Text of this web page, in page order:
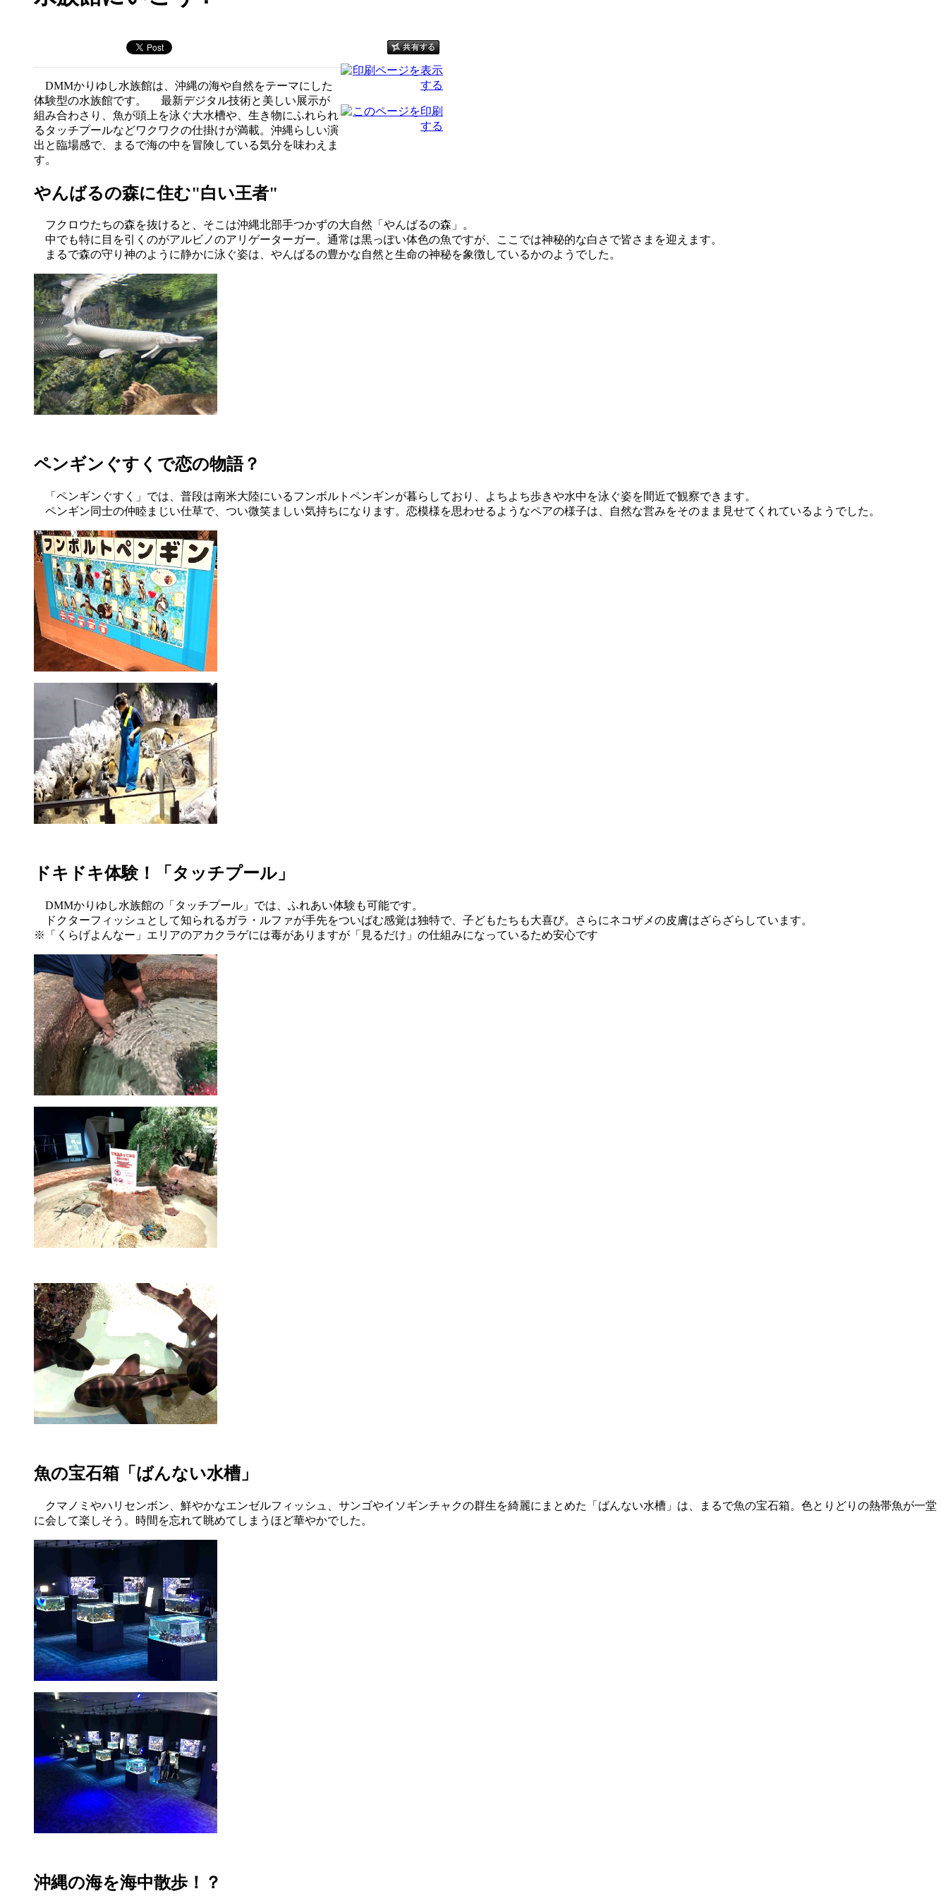
DMMかりゆし水族館は、沖縄の海や自然をテーマにした
体験型の水族館です。 最新デジタル技術と美しい展示が
組み合わさり、魚が頭上を泳ぐ大水槽や、生き物にふれられ
るタッチプールなどワクワクの仕掛けが満載。沖縄らしい演
出と臨場感で、まるで海の中を冒険している気分を味わえま
す。
やんばるの森に住む"白い王者"
フクロウたちの森を抜けると、そこは沖縄北部手つかずの大自然「やんばるの森」。
中でも特に目を引くのがアルビノのアリゲーターガー。通常は黒っぽい体色の魚ですが、ここでは神秘的な白さで皆さまを迎えます。
まるで森の守り神のように静かに泳ぐ姿は、やんばるの豊かな自然と生命の神秘を象徴しているかのようでした。
ペンギンぐすくで恋の物語？
「ペンギンぐすく」では、普段は南米大陸にいるフンボルトペンギンが暮らしており、よちよち歩きや水中を泳ぐ姿を間近で観察できます。
ペンギン同士の仲睦まじい仕草で、つい微笑ましい気持ちになります。恋模様を思わせるようなペアの様子は、自然な営みをそのまま見せてくれているようでした。
ドキドキ体験！「タッチプール」
DMMかりゆし水族館の「タッチプール」では、ふれあい体験も可能です。
ドクターフィッシュとして知られるガラ・ルファが手先をついばむ感覚は独特で、子どもたちも大喜び。さらにネコザメの皮膚はざらざらしています。
※「くらげよんなー」エリアのアカクラゲには毒がありますが「見るだけ」の仕組みになっているため安心です
魚の宝石箱「ばんない水槽」
クマノミやハリセンボン、鮮やかなエンゼルフィッシュ、サンゴやイソギンチャクの群生を綺麗にまとめた「ばんない水槽」は、まるで魚の宝石箱。色とりどりの熱帯魚が一堂
に会して楽しそう。時間を忘れて眺めてしまうほど華やかでした。
沖縄の海を海中散歩！？